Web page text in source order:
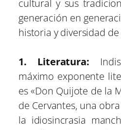
cultural y sus
generación en
historia y diversidad
1. Literatura:
máximo exponente
es «Don Quijote de la
de Cervantes, una
la idiosincrasia